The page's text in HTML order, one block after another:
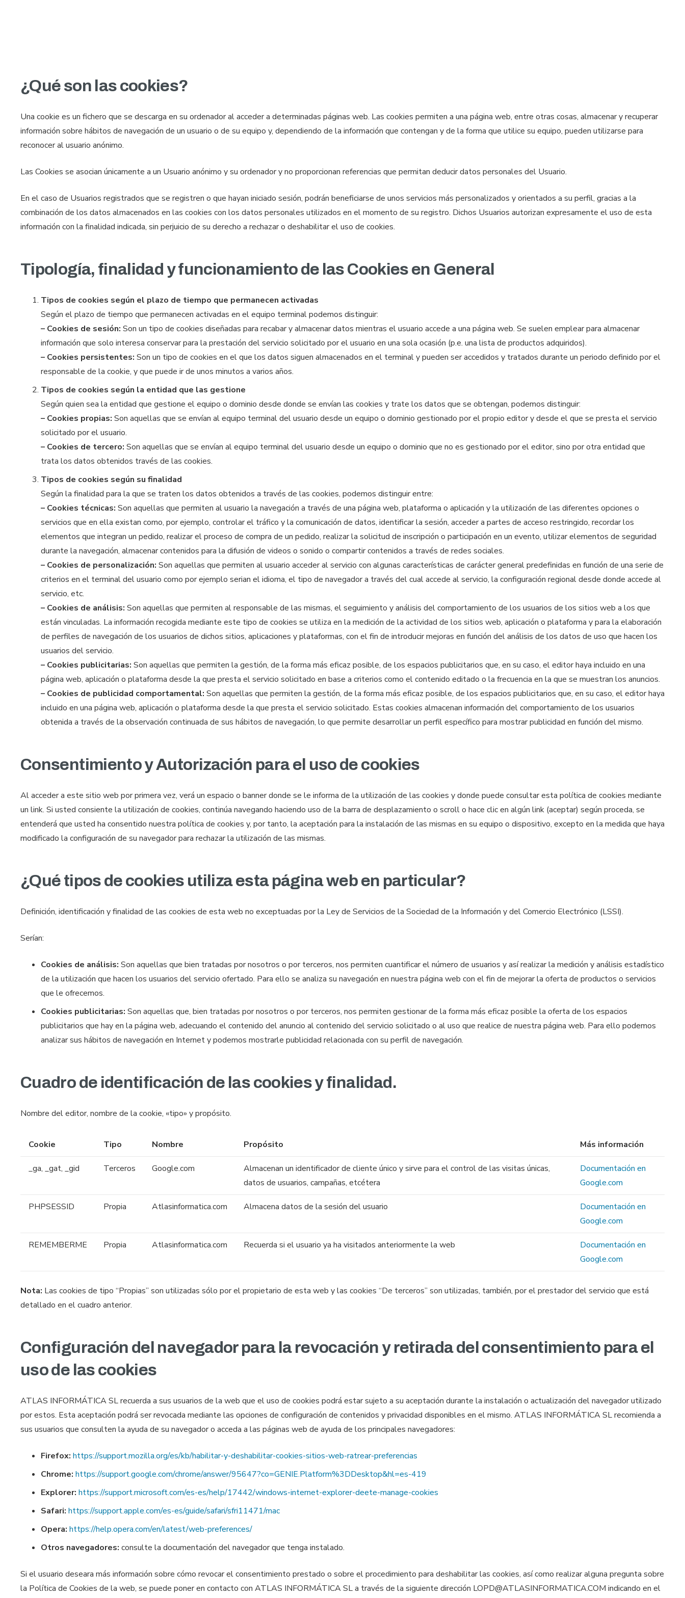
¿Qué son las cookies?
Una cookie es un fichero que se descarga en su ordenador al acceder a determinadas páginas web. Las cookies permiten a una página web, entre otras cosas, almacenar y recuperar
información sobre hábitos de navegación de un usuario o de su equipo y, dependiendo de la información que contengan y de la forma que utilice su equipo, pueden utilizarse para
reconocer al usuario anónimo.
Las Cookies se asocian únicamente a un Usuario anónimo y su ordenador y no proporcionan referencias que permitan deducir datos personales del Usuario.
En el caso de Usuarios registrados que se registren o que hayan iniciado sesión, podrán beneficiarse de unos servicios más personalizados y orientados a su perfil, gracias a la
combinación de los datos almacenados en las cookies con los datos personales utilizados en el momento de su registro. Dichos Usuarios autorizan expresamente el uso de esta
información con la finalidad indicada, sin perjuicio de su derecho a rechazar o deshabilitar el uso de cookies.
Tipología, finalidad y funcionamiento de las Cookies en General
Tipos de cookies según el plazo de tiempo que permanecen activadas
Según el plazo de tiempo que permanecen activadas en el equipo terminal podemos distinguir:
– Cookies de sesión: Son un tipo de cookies diseñadas para recabar y almacenar datos mientras el usuario accede a una página web. Se suelen emplear para almacenar
información que solo interesa conservar para la prestación del servicio solicitado por el usuario en una sola ocasión (p.e. una lista de productos adquiridos).
– Cookies persistentes: Son un tipo de cookies en el que los datos siguen almacenados en el terminal y pueden ser accedidos y tratados durante un periodo definido por el
responsable de la cookie, y que puede ir de unos minutos a varios años.
Tipos de cookies según la entidad que las gestione
Según quien sea la entidad que gestione el equipo o dominio desde donde se envían las cookies y trate los datos que se obtengan, podemos distinguir:
– Cookies propias: Son aquellas que se envían al equipo terminal del usuario desde un equipo o dominio gestionado por el propio editor y desde el que se presta el servicio
solicitado por el usuario.
– Cookies de tercero: Son aquellas que se envían al equipo terminal del usuario desde un equipo o dominio que no es gestionado por el editor, sino por otra entidad que
trata los datos obtenidos través de las cookies.
Tipos de cookies según su finalidad
Según la finalidad para la que se traten los datos obtenidos a través de las cookies, podemos distinguir entre:
– Cookies técnicas: Son aquellas que permiten al usuario la navegación a través de una página web, plataforma o aplicación y la utilización de las diferentes opciones o
servicios que en ella existan como, por ejemplo, controlar el tráfico y la comunicación de datos, identificar la sesión, acceder a partes de acceso restringido, recordar los
elementos que integran un pedido, realizar el proceso de compra de un pedido, realizar la solicitud de inscripción o participación en un evento, utilizar elementos de seguridad
durante la navegación, almacenar contenidos para la difusión de videos o sonido o compartir contenidos a través de redes sociales.
– Cookies de personalización: Son aquellas que permiten al usuario acceder al servicio con algunas características de carácter general predefinidas en función de una serie de
criterios en el terminal del usuario como por ejemplo serian el idioma, el tipo de navegador a través del cual accede al servicio, la configuración regional desde donde accede al
servicio, etc.
– Cookies de análisis: Son aquellas que permiten al responsable de las mismas, el seguimiento y análisis del comportamiento de los usuarios de los sitios web a los que
están vinculadas. La información recogida mediante este tipo de cookies se utiliza en la medición de la actividad de los sitios web, aplicación o plataforma y para la elaboración
de perfiles de navegación de los usuarios de dichos sitios, aplicaciones y plataformas, con el fin de introducir mejoras en función del análisis de los datos de uso que hacen los
usuarios del servicio.
– Cookies publicitarias: Son aquellas que permiten la gestión, de la forma más eficaz posible, de los espacios publicitarios que, en su caso, el editor haya incluido en una
página web, aplicación o plataforma desde la que presta el servicio solicitado en base a criterios como el contenido editado o la frecuencia en la que se muestran los anuncios.
– Cookies de publicidad comportamental: Son aquellas que permiten la gestión, de la forma más eficaz posible, de los espacios publicitarios que, en su caso, el editor haya
incluido en una página web, aplicación o plataforma desde la que presta el servicio solicitado. Estas cookies almacenan información del comportamiento de los usuarios
obtenida a través de la observación continuada de sus hábitos de navegación, lo que permite desarrollar un perfil específico para mostrar publicidad en función del mismo.
Consentimiento y Autorización para el uso de cookies
Al acceder a este sitio web por primera vez, verá un espacio o banner donde se le informa de la utilización de las cookies y donde puede consultar esta política de cookies mediante
un link. Si usted consiente la utilización de cookies, continúa navegando haciendo uso de la barra de desplazamiento o scroll o hace clic en algún link (aceptar) según proceda, se
entenderá que usted ha consentido nuestra política de cookies y, por tanto, la aceptación para la instalación de las mismas en su equipo o dispositivo, excepto en la medida que haya
modificado la configuración de su navegador para rechazar la utilización de las mismas.
¿Qué tipos de cookies utiliza esta página web en particular?
Definición, identificación y finalidad de las cookies de esta web no exceptuadas por la Ley de Servicios de la Sociedad de la Información y del Comercio Electrónico (LSSI).
Serían:
Cookies de análisis: Son aquellas que bien tratadas por nosotros o por terceros, nos permiten cuantificar el número de usuarios y así realizar la medición y análisis estadístico
de la utilización que hacen los usuarios del servicio ofertado. Para ello se analiza su navegación en nuestra página web con el fin de mejorar la oferta de productos o servicios
que le ofrecemos.
Cookies publicitarias: Son aquellas que, bien tratadas por nosotros o por terceros, nos permiten gestionar de la forma más eficaz posible la oferta de los espacios
publicitarios que hay en la página web, adecuando el contenido del anuncio al contenido del servicio solicitado o al uso que realice de nuestra página web. Para ello podemos
analizar sus hábitos de navegación en Internet y podemos mostrarle publicidad relacionada con su perfil de navegación.
Cuadro de identificación de las cookies y finalidad.
Nombre del editor, nombre de la cookie, «tipo» y propósito.
Cookie Tipo Nombre Propósito Más información
_ga, _gat, _gid Terceros Google.com
Almacenan un identificador de cliente único y sirve para el control de las visitas únicas,
datos de usuarios, campañas, etcétera
Documentación en
Google.com
PHPSESSID Propia Atlasinformatica.com Almacena datos de la sesión del usuario
Documentación en
Google.com
REMEMBERME Propia Atlasinformatica.com Recuerda si el usuario ya ha visitados anteriormente la web
Documentación en
Google.com
Nota: Las cookies de tipo “Propias” son utilizadas sólo por el propietario de esta web y las cookies “De terceros” son utilizadas, también, por el prestador del servicio que está
detallado en el cuadro anterior.
Configuración del navegador para la revocación y retirada del consentimiento para el
uso de las cookies
ATLAS INFORMÁTICA SL recuerda a sus usuarios de la web que el uso de cookies podrá estar sujeto a su aceptación durante la instalación o actualización del navegador utilizado
por estos. Esta aceptación podrá ser revocada mediante las opciones de configuración de contenidos y privacidad disponibles en el mismo. ATLAS INFORMÁTICA SL recomienda a
sus usuarios que consulten la ayuda de su navegador o acceda a las páginas web de ayuda de los principales navegadores:
Firefox: https://support.mozilla.org/es/kb/habilitar-y-deshabilitar-cookies-sitios-web-ratrear-preferencias
Chrome: https://support.google.com/chrome/answer/95647?co=GENIE.Platform%3DDesktop&hl=es-419
Explorer: https://support.microsoft.com/es-es/help/17442/windows-internet-explorer-deete-manage-cookies
Safari: https://support.apple.com/es-es/guide/safari/sfri11471/mac
Opera: https://help.opera.com/en/latest/web-preferences/
Otros navegadores: consulte la documentación del navegador que tenga instalado.
Si el usuario deseara más información sobre cómo revocar el consentimiento prestado o sobre el procedimiento para deshabilitar las cookies, así como realizar alguna pregunta sobre
la Política de Cookies de la web, se puede poner en contacto con ATLAS INFORMÁTICA SL a través de la siguiente dirección LOPD@ATLASINFORMATICA.COM indicando en el